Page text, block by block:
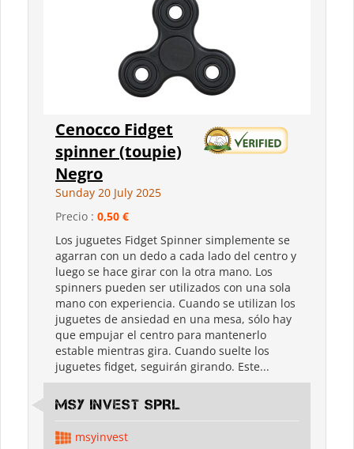
Cenocco Fidget
spinner (toupie)
Negro
Sunday 20 July 2025
Precio : 0,50 €
Los juguetes Fidget Spinner simplemente se
agarran con un dedo a cada lado del centro y
luego se hace girar con la otra mano. Los
spinners pueden ser utilizados con una sola
mano con experiencia. Cuando se utilizan los
juguetes de ansiedad en una mesa, sólo hay
que empujar el centro para mantenerlo
estable mientras gira. Cuando suelte los
juguetes fidget, seguirán girando. Este...
MSY INVEST SPRL
msyinvest